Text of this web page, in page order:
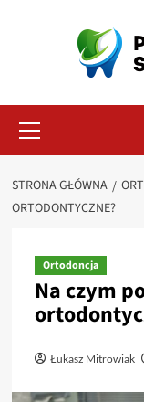
główne
STRONA GŁÓWNA
ORTODONTYCZNE?
Ortodoncja
Na czym
Łukasz Mitrowiak